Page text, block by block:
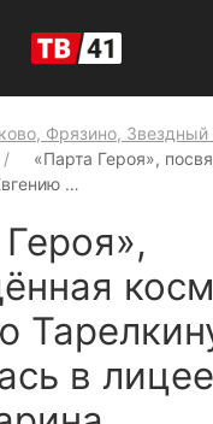
Фрязино, Звездный
«Парта Героя»,
…
в